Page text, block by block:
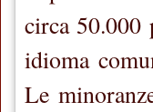
circa 50.000
idioma
Le